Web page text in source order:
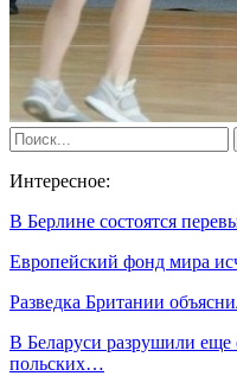
Интересное:
В Берлине состоятся
Европейский фонд мира
Разведка Британии
В Беларуси разрушили
польских…